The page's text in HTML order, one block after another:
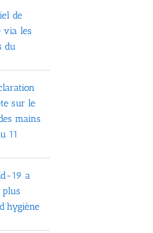
de
via les
du
sur le
mains
11
19 a
plus